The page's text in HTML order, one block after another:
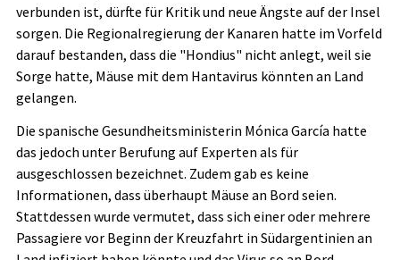
verbunden ist, dürfte für Kritik und neue Ängste auf der Insel
sorgen. Die Regionalregierung der Kanaren hatte im Vorfeld
darauf bestanden, dass die "Hondius" nicht anlegt, weil sie
Sorge hatte, Mäuse mit dem Hantavirus könnten an Land
gelangen.
Die spanische Gesundheitsministerin Mónica García hatte
das jedoch unter Berufung auf Experten als für
ausgeschlossen bezeichnet. Zudem gab es keine
Informationen, dass überhaupt Mäuse an Bord seien.
Stattdessen wurde vermutet, dass sich einer oder mehrere
Passagiere vor Beginn der Kreuzfahrt in Südargentinien an